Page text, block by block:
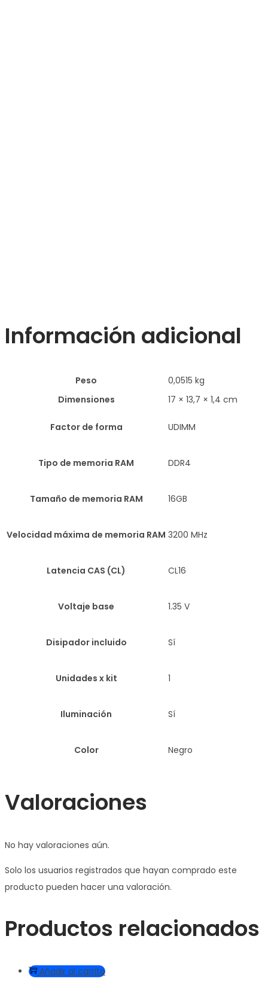
Información adicional
Peso
0,0515 kg
Dimensiones
17 × 13,7 × 1,4 cm
Factor de forma UDIMM
Tipo de memoria RAM DDR4
Tamaño de memoria RAM 16GB
Velocidad máxima de memoria RAM 3200 MHz
Latencia CAS (CL) CL16
Voltaje base 1.35 V
Disipador incluido Sí
Unidades x kit 1
Iluminación Sí
Color Negro
Valoraciones
No hay valoraciones aún.
Solo los usuarios registrados que hayan comprado este
producto pueden hacer una valoración.
Productos relacionados
Añadir al carrito